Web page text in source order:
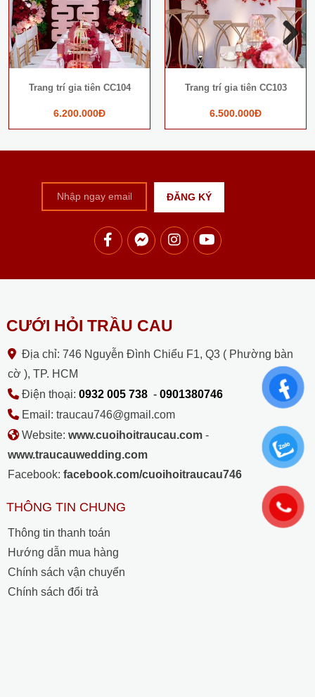
Trang trí gia tiên CC104
6.200.000Đ
Trang trí gia tiên CC103
6.500.000Đ
Next
CƯỚI HỎI TRẦU CAU
Địa chỉ: 746 Nguyễn Đình Chiểu F1, Q3 ( Phường bàn
cờ ), TP. HCM
Điện thoại: 0932 005 738- 0901380746
Email: traucau746@gmail.com
Website: www.cuoihoitraucau.com -
www.traucauwedding.com
Facebook: facebook.com/cuoihoitraucau746
THÔNG TIN CHUNG
Thông tin thanh toán
Hướng dẫn mua hàng
Chính sách vận chuyển
Chính sách đổi trả